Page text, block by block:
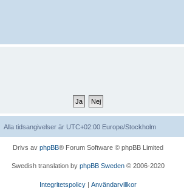
Alla tidsangivelser är UTC+02:00 Europe/Stockholm
Drivs av phpBB® Forum Software © phpBB Limited
Swedish translation by phpBB Sweden © 2006-2020
Integritetspolicy | Användarvillkor